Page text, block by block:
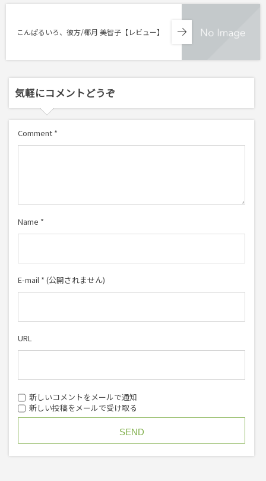
こんぱるいろ、彼方/椰月 美智子【レビュー】
気軽にコメントどうぞ
Comment *
Name *
E-mail * (公開されません)
URL
新しいコメントをメールで通知
新しい投稿をメールで受け取る